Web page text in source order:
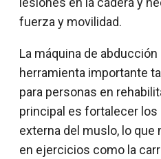
fuerza y movilidad.
La máquina de
herramienta importante
para personas en
principal es fortalecer
externa del muslo, lo
en ejercicios como la